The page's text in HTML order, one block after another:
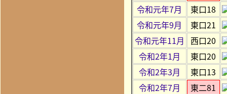
令和元年7月
東口18
令和元年9月
東口21
令和元年11月
西口20
令和2年1月
東口20
令和2年3月
東口13
令和2年7月
東二81